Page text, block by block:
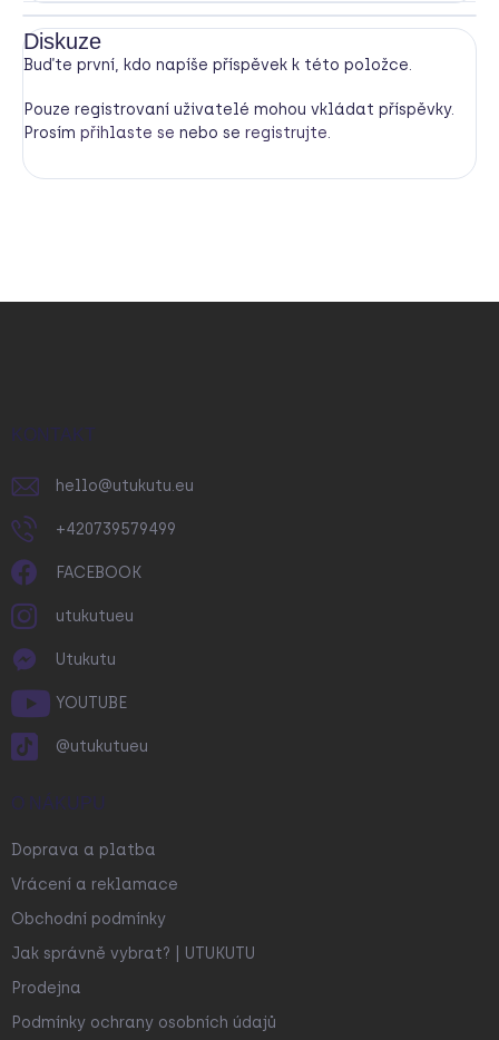
Diskuze
Buďte první, kdo napíše příspěvek k této položce.
Pouze registrovaní uživatelé mohou vkládat příspěvky.
Prosím přihlaste se nebo se registrujte.
KONTAKT
hello@utukutu.eu
+420739579499
FACEBOOK
utukutueu
Utukutu
YOUTUBE
@utukutueu
O NÁKUPU
Doprava a platba
Vrácení a reklamace
Obchodní podmínky
Jak správně vybrat? | UTUKUTU
Prodejna
Podmínky ochrany osobních údajů